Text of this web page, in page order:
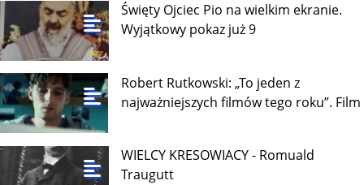
Święty Ojciec Pio na wielkim ekranie.
Wyjątkowy pokaz już 9
Robert Rutkowski: „To jeden z
najważniejszych filmów tego roku”. Film
WIELCY KRESOWIACY - Romuald
Traugutt